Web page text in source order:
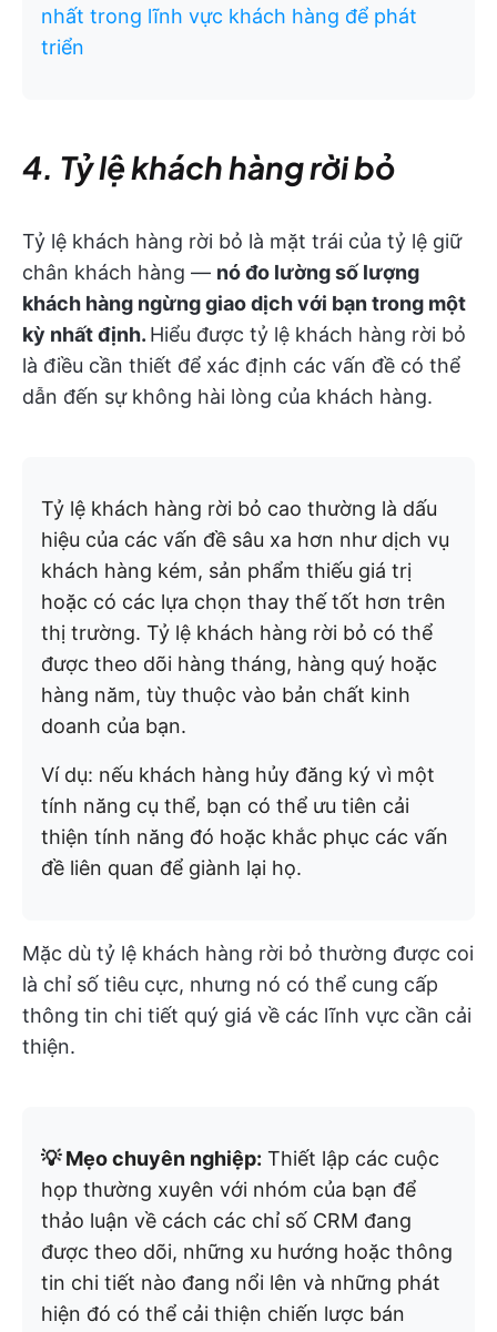
nhất trong lĩnh vực khách hàng để phát
triển
4. Tỷ lệ khách hàng rời bỏ
Tỷ lệ khách hàng rời bỏ là mặt trái của tỷ lệ giữ
chân khách hàng — nó đo lường số lượng
khách hàng ngừng giao dịch với bạn trong một
kỳ nhất định. Hiểu được tỷ lệ khách hàng rời bỏ
là điều cần thiết để xác định các vấn đề có thể
dẫn đến sự không hài lòng của khách hàng.
Tỷ lệ khách hàng rời bỏ cao thường là dấu
hiệu của các vấn đề sâu xa hơn như dịch vụ
khách hàng kém, sản phẩm thiếu giá trị
hoặc có các lựa chọn thay thế tốt hơn trên
thị trường. Tỷ lệ khách hàng rời bỏ có thể
được theo dõi hàng tháng, hàng quý hoặc
hàng năm, tùy thuộc vào bản chất kinh
doanh của bạn.
Ví dụ: nếu khách hàng hủy đăng ký vì một
tính năng cụ thể, bạn có thể ưu tiên cải
thiện tính năng đó hoặc khắc phục các vấn
đề liên quan để giành lại họ.
Mặc dù tỷ lệ khách hàng rời bỏ thường được coi
là chỉ số tiêu cực, nhưng nó có thể cung cấp
thông tin chi tiết quý giá về các lĩnh vực cần cải
thiện.
💡 Mẹo chuyên nghiệp: Thiết lập các cuộc
họp thường xuyên với nhóm của bạn để
thảo luận về cách các chỉ số CRM đang
được theo dõi, những xu hướng hoặc thông
tin chi tiết nào đang nổi lên và những phát
hiện đó có thể cải thiện chiến lược bán